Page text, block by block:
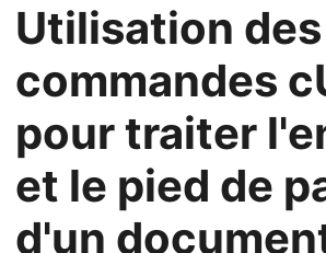
l
a
n
v
i
g
a
Utilisation des
commandes
pour traiter
et le pied de
d'un